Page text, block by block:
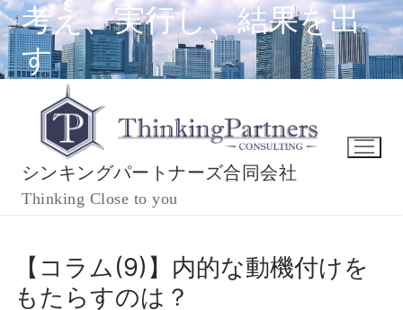
コ
ン
テ
ン
考え、実行し、結果を出
す
シンキングパートナーズ合同会社
Thinking Close to you
【コラム(9)】内的な動機付けを
もたらすのは？